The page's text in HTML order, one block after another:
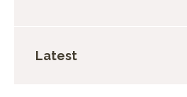
Latest